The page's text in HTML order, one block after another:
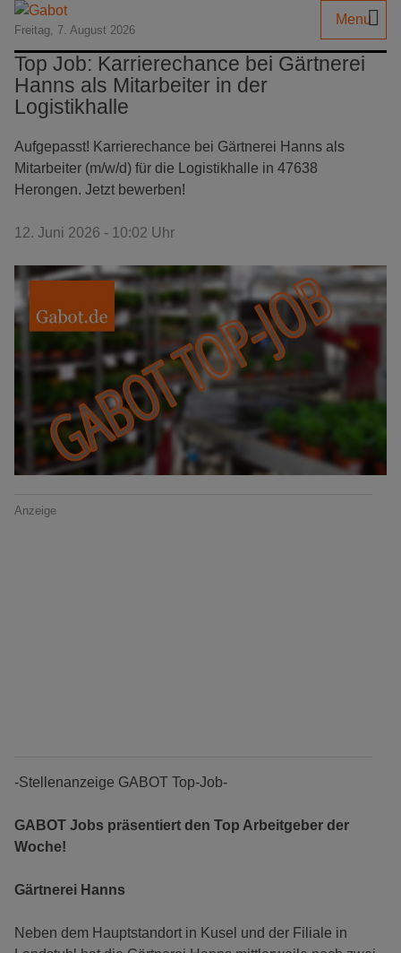
Freitag, 7. August 2026
Menu
Top Job: Karrierechance bei Gärtnerei
Hanns als Mitarbeiter in der
Logistikhalle
Aufgepasst! Karrierechance bei Gärtnerei Hanns als
Mitarbeiter (m/w/d) für die Logistikhalle in 47638
Herongen. Jetzt bewerben!
12. Juni 2026 - 10:02 Uhr
Anzeige
-Stellenanzeige GABOT Top-Job-
GABOT Jobs präsentiert den Top Arbeitgeber der
Woche!
Gärtnerei Hanns
Neben dem Hauptstandort in Kusel und der Filiale in